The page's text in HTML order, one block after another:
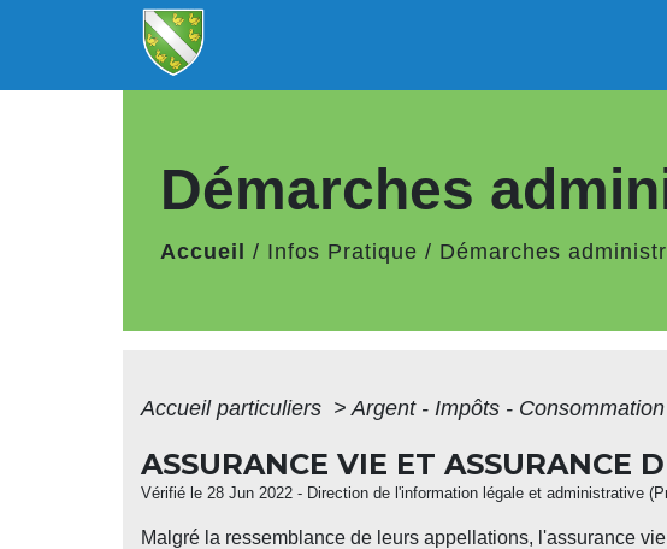
Démarches
Accueil / Infos Pratique / Démarches
Accueil particuliers > Argent - Impôts - Consommation
ASSURANCE VIE ET ASSURANCE
Vérifié le 28 Jun 2022 - Direction de l'information légale et administrative
Malgré la ressemblance de leurs appellations, l'assurance